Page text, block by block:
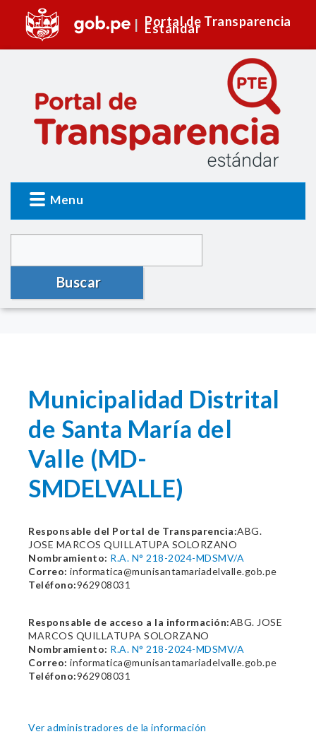
Portal de Transparencia
Estándar
Menu
Buscar
Municipalidad Distrital
de Santa María del
Valle (MD-
SMDELVALLE)
Responsable del Portal de Transparencia:ABG.
JOSE MARCOS QUILLATUPA SOLORZANO
Nombramiento: R.A. N° 218-2024-MDSMV/A
Correo: informatica@munisantamariadelvalle.gob.pe
Teléfono:962908031
Responsable de acceso a la información:ABG. JOSE
MARCOS QUILLATUPA SOLORZANO
Nombramiento: R.A. N° 218-2024-MDSMV/A
Correo: informatica@munisantamariadelvalle.gob.pe
Teléfono:962908031
Ver administradores de la información